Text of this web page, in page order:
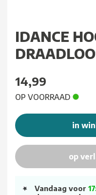
IDANCE
14,99
OP VOORRAAD
in
op
Vandaag voor